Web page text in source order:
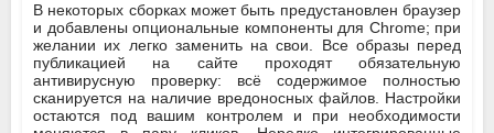
В некоторых сборках может быть предустановлен браузер
и добавлены опциональные компоненты для Chrome; при
желании их легко заменить на свои. Все образы перед
публикацией на сайте проходят обязательную
антивирусную проверку: всё содержимое полностью
сканируется на наличие вредоносных файлов. Настройки
остаются под вашим контролем и при необходимости